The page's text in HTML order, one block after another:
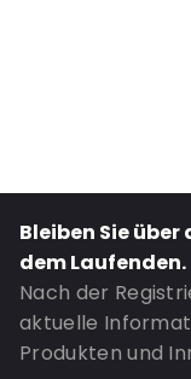
Bestell-ID: 481121
Bleiben Sie
dem Laufenden.
Nach der
aktuelle
Produkten und